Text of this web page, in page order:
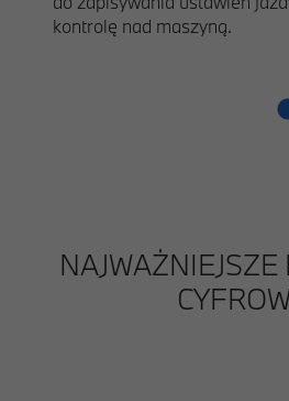
kontrolę nad maszyną.